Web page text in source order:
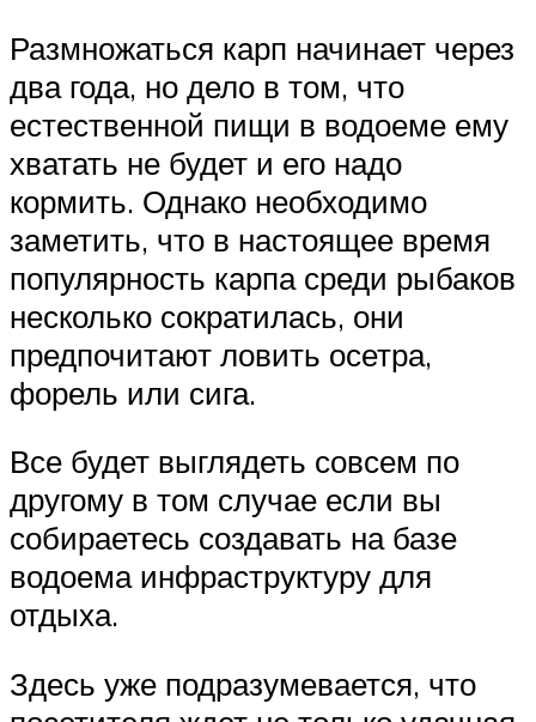
Размножаться карп начинает через
два года, но дело в том, что
естественной пищи в водоеме ему
хватать не будет и его надо
кормить. Однако необходимо
заметить, что в настоящее время
популярность карпа среди рыбаков
несколько сократилась, они
предпочитают ловить осетра,
форель или сига.
Все будет выглядеть совсем по
другому в том случае если вы
собираетесь создавать на базе
водоема инфраструктуру для
отдыха.
Здесь уже подразумевается, что